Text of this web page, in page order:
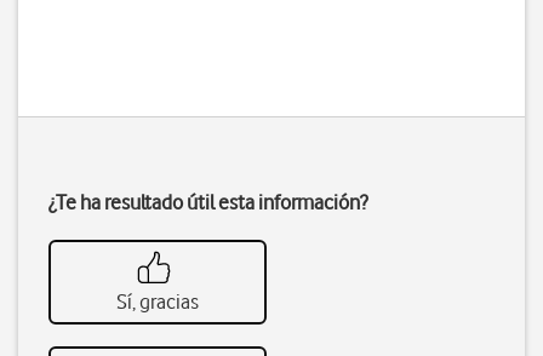
¿Te ha resultado útil esta información?
Sí, gracias